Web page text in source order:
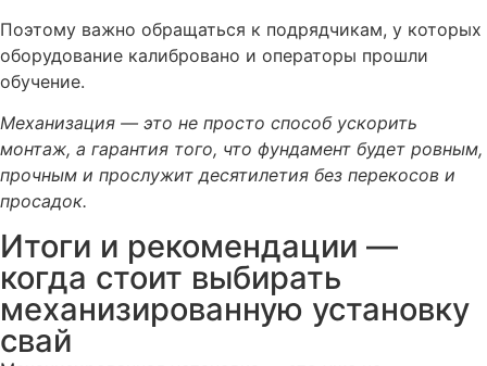
Поэтому важно обращаться к подрядчикам, у которых
оборудование калибровано и операторы прошли
обучение.
Механизация — это не просто способ ускорить
монтаж, а гарантия того, что фундамент будет ровным,
прочным и прослужит десятилетия без перекосов и
просадок.
Итоги и рекомендации —
когда стоит выбирать
механизированную установку
свай